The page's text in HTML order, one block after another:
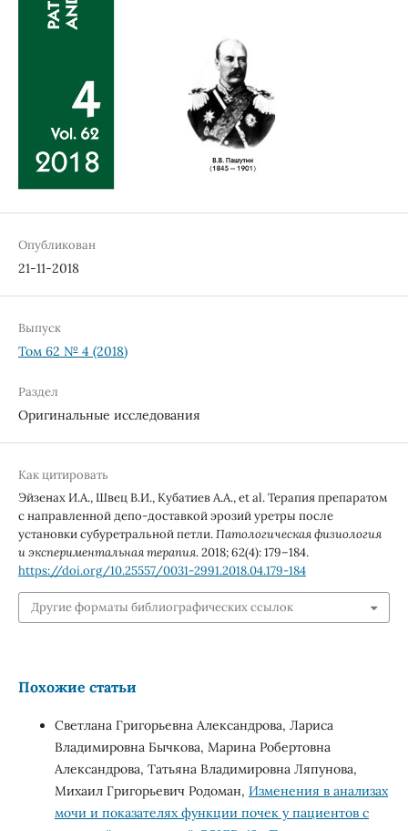
Опубликован
21-11-2018
Выпуск
Том 62 № 4 (2018)
Раздел
Оригинальные исследования
Как цитировать
Эйзенах И.А., Швец В.И., Кубатиев А.А., et al. Терапия препаратом
с направленной депо-доставкой эрозий уретры после
установки субуретральной петли.Патологическая физиология
и экспериментальная терапия. 2018; 62(4): 179–184.
https://doi.org/10.25557/0031-2991.2018.04.179-184
Другие форматы библиографических ссылок
Похожие статьи
Светлана Григорьевна Александрова, Лариса
Владимировна Бычкова, Марина Робертовна
Александрова, Татьяна Владимировна Ляпунова,
Михаил Григорьевич Родоман, Изменения в анализах
мочи и показателях функции почек у пациентов с